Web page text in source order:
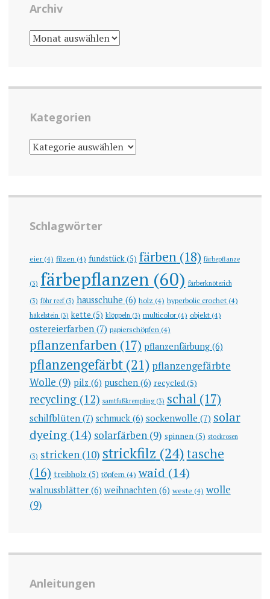
Archiv
ARCHIV
Kategorien
KATEGORIEN
Schlagwörter
eier(4) filzen (4) fundstück(5) färben (18) färbepflanze
(3) färbepflanzen (60) färberknöterich
(3) föhr reef(3) hausschuhe (6) holz (4) hyperbolic crochet(4)
häkelstein (3) kette (5) klöppeln (3) multicolor(4) objekt(4)
ostereierfarben(7) papierschöpfen (4)
pflanzenfarben (17) pflanzenfärbung(6)
pflanzengefärbt(21) pflanzengefärbte
Wolle (9) pilz (6) puschen(6) recycled (5)
recycling(12) samtfußkrempling(3) schal (17)
schilfblüten(7) schmuck(6) sockenwolle(7) solar
dyeing(14) solarfärben (9) spinnen (5) stockrosen
(3) stricken (10) strickfilz (24)tasche
(16) treibholz (5) töpfern (4) waid (14)
walnussblätter(6) weihnachten(6) weste (4) wolle
(9)
Anleitungen